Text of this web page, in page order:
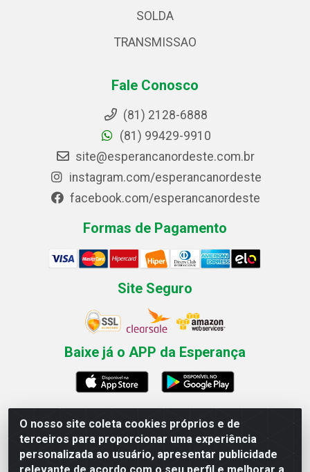
O nosso site coleta cookies próprios e de
terceiros para proporcionar uma experiência
personalizada ao usuário, apresentar publicidade
SOLDA
TRANSMISSAO
Fale Conosco
(81) 2128-6888
(81) 99429-9910
site@esperancanordeste.com.br
instagram.com/esperancanordeste
facebook.com/esperancanordeste
Formas de Pagamento
Site Seguro
Baixe já o APP da Esperança
Esperança Nordeste - Rua Professor Caldas Filho, 291 -
Estância - Recife / PE CEP: 50771-335 - CNPJ
03.666.136/0001-23